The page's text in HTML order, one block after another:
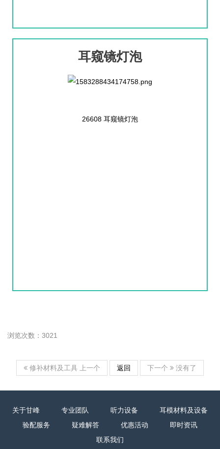
耳窥镜灯泡
26608 耳窥镜灯泡
浏览次数：3021
修补材料及工具 上一个 返回 下一个 没有了
关于甘峰 专业团队 听力设备
耳模材料及设备
验配服务
疑难解答 优惠活动
即时资讯
联系我们